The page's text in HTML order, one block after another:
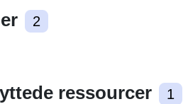
2
ressourcer 1